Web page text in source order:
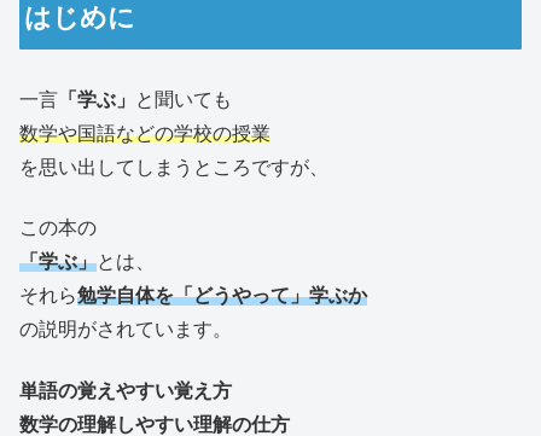
はじめに
一言 「学ぶ」
と聞いても
数学や国語などの学校の授業
を思い出してしまうところですが、
この本の
「学ぶ」とは、
それら勉学自体を「どうやって」学ぶか
の説明がされています。
単語の覚えやすい覚え方
数学の理解しやすい理解の仕方